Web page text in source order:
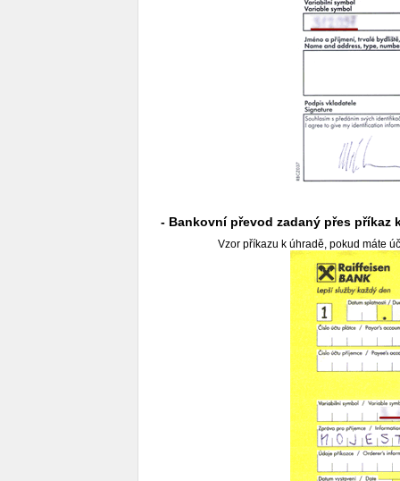
- Bankovní převod zadaný přes příkaz
Vzor příkazu k úhradě, pokud máte